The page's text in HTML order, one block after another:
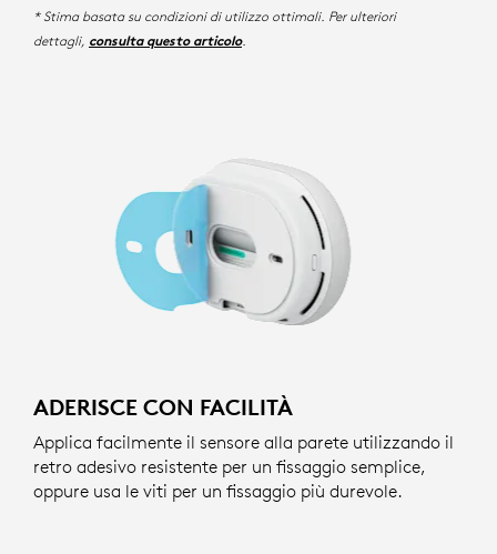
* Stima basata su condizioni di utilizzo ottimali. Per ulteriori
dettagli, consulta questo articolo.
ADERISCE CON FACILITÀ
Applica facilmente il sensore alla parete utilizzando il
retro adesivo resistente per un fissaggio semplice,
oppure usa le viti per un fissaggio più durevole.